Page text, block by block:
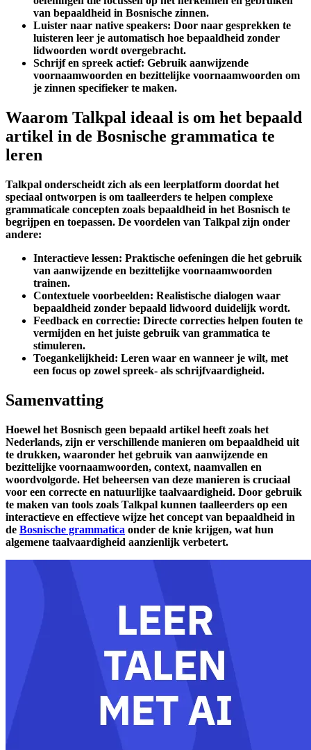
van bepaaldheid in Bosnische zinnen.
Luister naar native speakers: Door naar gesprekken te
luisteren leer je automatisch hoe bepaaldheid zonder
lidwoorden wordt overgebracht.
Schrijf en spreek actief: Gebruik aanwijzende
voornaamwoorden en bezittelijke voornaamwoorden om
je zinnen specifieker te maken.
Waarom Talkpal ideaal is om het bepaald
artikel in de Bosnische grammatica te
leren
Talkpal onderscheidt zich als een leerplatform doordat het
speciaal ontworpen is om taalleerders te helpen complexe
grammaticale concepten zoals bepaaldheid in het Bosnisch te
begrijpen en toepassen. De voordelen van Talkpal zijn onder
andere:
Interactieve lessen: Praktische oefeningen die het gebruik
van aanwijzende en bezittelijke voornaamwoorden
trainen.
Contextuele voorbeelden: Realistische dialogen waar
bepaaldheid zonder bepaald lidwoord duidelijk wordt.
Feedback en correctie: Directe correcties helpen fouten te
vermijden en het juiste gebruik van grammatica te
stimuleren.
Toegankelijkheid: Leren waar en wanneer je wilt, met
een focus op zowel spreek- als schrijfvaardigheid.
Samenvatting
Hoewel het Bosnisch geen bepaald artikel heeft zoals het
Nederlands, zijn er verschillende manieren om bepaaldheid uit
te drukken, waaronder het gebruik van aanwijzende en
bezittelijke voornaamwoorden, context, naamvallen en
woordvolgorde. Het beheersen van deze manieren is cruciaal
voor een correcte en natuurlijke taalvaardigheid. Door gebruik
te maken van tools zoals Talkpal kunnen taalleerders op een
interactieve en effectieve wijze het concept van bepaaldheid in
de Bosnische grammatica onder de knie krijgen, wat hun
algemene taalvaardigheid aanzienlijk verbetert.